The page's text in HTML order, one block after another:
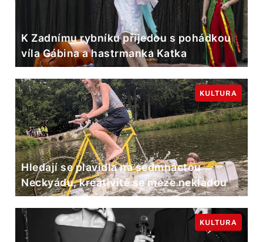
K Zadnímu rybníku přijedou s pohádkou
víla Gábina a hastrmanka Katka
Hledají se plavidla na sedmnáctou
Neckyádu, kreativitě se meze nekladou
KULTURA
KULTURA